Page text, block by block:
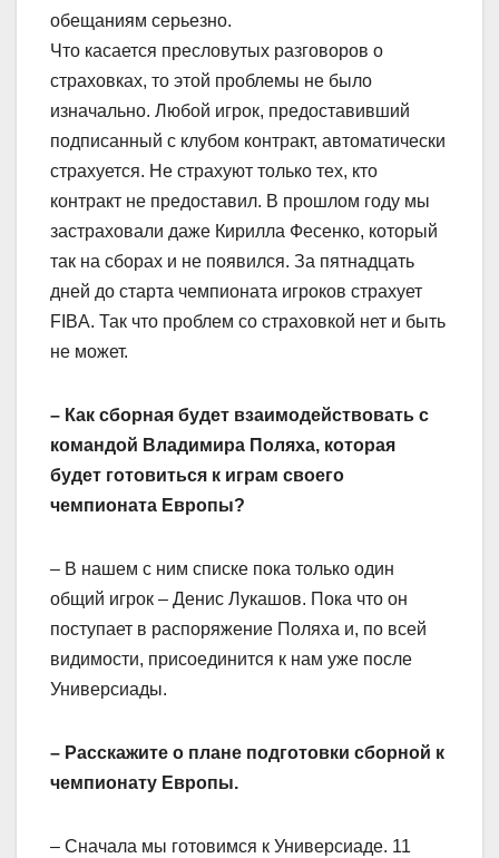
обещаниям серьезно.
Что касается пресловутых разговоров о
страховках, то этой проблемы не было
изначально. Любой игрок, предоставивший
подписанный с клубом контракт, автоматически
страхуется. Не страхуют только тех, кто
контракт не предоставил. В прошлом году мы
застраховали даже Кирилла Фесенко, который
так на сборах и не появился. За пятнадцать
дней до старта чемпионата игроков страхует
FIBA. Так что проблем со страховкой нет и быть
не может.
– Как сборная будет взаимодействовать с
командой Владимира Поляха, которая
будет готовиться к играм своего
чемпионата Европы?
– В нашем с ним списке пока только один
общий игрок – Денис Лукашов. Пока что он
поступает в распоряжение Поляха и, по всей
видимости, присоединится к нам уже после
Универсиады.
– Расскажите о плане подготовки сборной к
чемпионату Европы.
– Сначала мы готовимся к Универсиаде. 11